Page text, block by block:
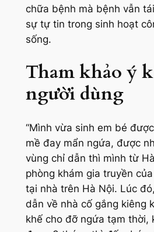
chữa bệnh mà bệnh vẫn
sự tự tin trong sinh hoạt
sống.
Tham khảo ý
người dùng
“Mình vừa sinh em bé
mề đay mẩn ngứa, được
vùng chỉ dẫn thì mình từ
phòng khám gia truyền
tại nhà trên Hà Nội. Lúc
dẫn về nhà cố gắng kiêng
khế cho đỡ ngứa tạm thời,